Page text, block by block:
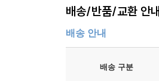
배송/반품/교환 안내
배송 안내
배송 구분